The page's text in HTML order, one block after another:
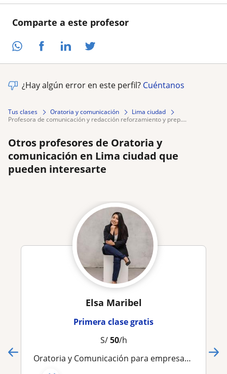
Comparte a este profesor
¿Hay algún error en este perfil? Cuéntanos
Tus clases Oratoria y comunicación
Lima ciudad
profesora de comunicación y redacción reforzamiento y prep....
Otros profesores de Oratoria y
comunicación en Lima ciudad que
pueden interesarte
Elsa Maribel
Primera clase gratis
S/50/h
Oratoria y Comunicación para empresas e instituciones